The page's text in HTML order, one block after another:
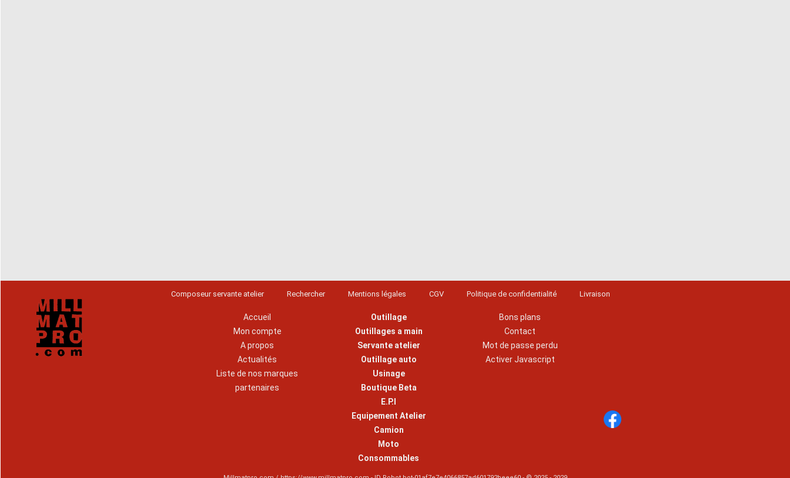
Composeur servante atelier Rechercher Mentions légales CGV Politique de confidentialité Livraison
Accueil
Mon compte
A propos
Actualités
Liste de nos marques
partenaires
Outillage
Outillages a main
Servante atelier
Outillage auto
Usinage
Boutique Beta
E.P.I
Equipement Atelier
Camion
Moto
Consommables
Bons plans
Contact
Mot de passe perdu
Activer Javascript